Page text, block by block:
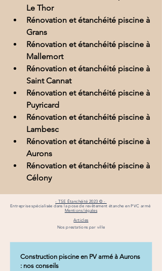
Le Thor
Rénovation et étanchéité piscine à
Grans
Rénovation et étanchéité piscine à
Mallemort
Rénovation et étanchéité piscine à
Saint Cannat
Rénovation et étanchéité piscine à
Puyricard
Rénovation et étanchéité piscine à
Lambesc
Rénovation et étanchéité piscine à
Aurons
Rénovation et étanchéité piscine à
Célony
- TSE Étanchéité 2023 © -
Entreprise spécialisée dans la pose de revêtement étanche en PVC armé
Mentions légales
Articles
Nos prestations par ville
Construction piscine en PV armé à Aurons
: nos conseils